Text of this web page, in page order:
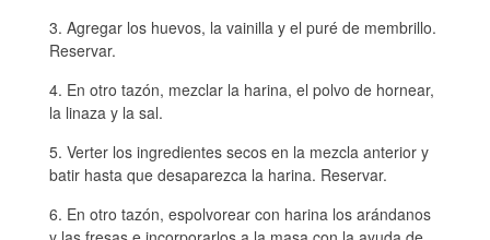
Agregar los huevos, la vainilla y el puré de membrillo.
Reservar.
En otro tazón, mezclar la harina, el polvo de hornear,
la linaza y la sal.
Verter los ingredientes secos en la mezcla anterior y
batir hasta que desaparezca la harina. Reservar.
En otro tazón, espolvorear con harina los arándanos